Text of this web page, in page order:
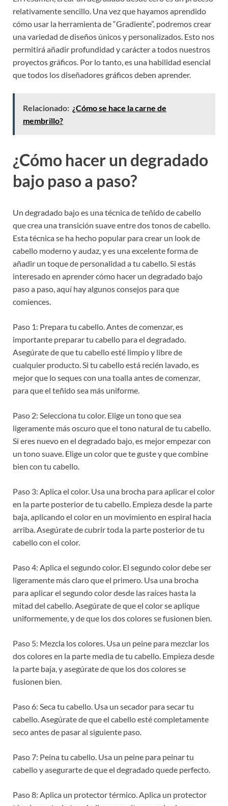
relativamente sencillo. Una vez que hayamos aprendido
cómo usar la herramienta de “Gradiente”, podremos crear
una variedad de diseños únicos y personalizados. Esto nos
permitirá añadir profundidad y carácter a todos nuestros
proyectos gráficos. Por lo tanto, es una habilidad esencial
que todos los diseñadores gráficos deben aprender.
Relacionado: ¿Cómo se hace la carne de
membrillo?
¿Cómo hacer un degradado
bajo paso a paso?
Un degradado bajo es una técnica de teñido de cabello
que crea una transición suave entre dos tonos de cabello.
Esta técnica se ha hecho popular para crear un look de
cabello moderno y audaz, y es una excelente forma de
añadir un toque de personalidad a tu cabello. Si estás
interesado en aprender cómo hacer un degradado bajo
paso a paso, aquí hay algunos consejos para que
comiences.
Paso 1: Prepara tu cabello. Antes de comenzar, es
importante preparar tu cabello para el degradado.
Asegúrate de que tu cabello esté limpio y libre de
cualquier producto. Si tu cabello está recién lavado, es
mejor que lo seques con una toalla antes de comenzar,
para que el teñido sea más uniforme.
Paso 2: Selecciona tu color. Elige un tono que sea
ligeramente más oscuro que el tono natural de tu cabello.
Si eres nuevo en el degradado bajo, es mejor empezar con
un tono suave. Elige un color que te guste y que combine
bien con tu cabello.
Paso 3: Aplica el color. Usa una brocha para aplicar el color
en la parte posterior de tu cabello. Empieza desde la parte
baja, aplicando el color en un movimiento en espiral hacia
arriba. Asegúrate de cubrir toda la parte posterior de tu
cabello con el color.
Paso 4: Aplica el segundo color. El segundo color debe ser
ligeramente más claro que el primero. Usa una brocha
para aplicar el segundo color desde las raíces hasta la
mitad del cabello. Asegúrate de que el color se aplique
uniformemente, y de que los dos colores se fusionen bien.
Paso 5: Mezcla los colores. Usa un peine para mezclar los
dos colores en la parte media de tu cabello. Empieza desde
la parte baja, y asegúrate de que los dos colores se
fusionen bien.
Paso 6: Seca tu cabello. Usa un secador para secar tu
cabello. Asegúrate de que el cabello esté completamente
seco antes de pasar al siguiente paso.
Paso 7: Peina tu cabello. Usa un peine para peinar tu
cabello y asegurarte de que el degradado quede perfecto.
Paso 8: Aplica un protector térmico. Aplica un protector